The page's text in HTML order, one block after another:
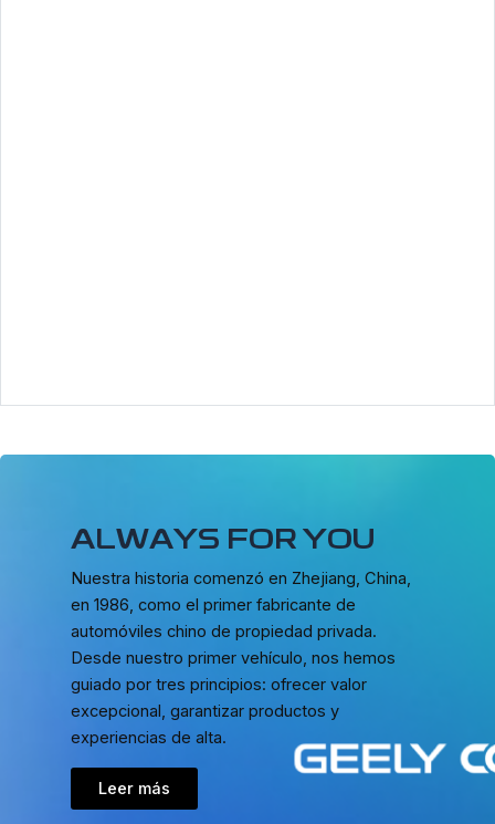
ALWAYS FOR YOU
Nuestra historia comenzó en Zhejiang, China,
en 1986, como el primer fabricante de
automóviles chino de propiedad privada.
Desde nuestro primer vehículo, nos hemos
guiado por tres principios: ofrecer valor
excepcional, garantizar productos y
experiencias de alta.
Leer más